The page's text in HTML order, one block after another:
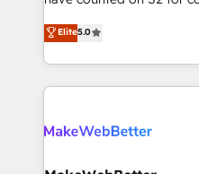
management, systems
solutions that deliver
transform brand experiences As one of the
service creative
winning design to build
Elite5.0